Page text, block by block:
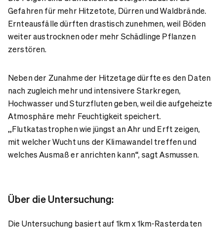
Gefahren für mehr Hitzetote, Dürren und Waldbrände.
Ernteausfälle dürften drastisch zunehmen, weil Böden
weiter austrocknen oder mehr Schädlinge Pflanzen
zerstören.
Neben der Zunahme der Hitzetage dürfte es den Daten
nach zugleich mehr und intensivere Starkregen,
Hochwasser und Sturzfluten geben, weil die aufgeheizte
Atmosphäre mehr Feuchtigkeit speichert.
„Flutkatastrophen wie jüngst an Ahr und Erft zeigen,
mit welcher Wucht uns der Klimawandel treffen und
welches Ausmaß er anrichten kann“, sagt Asmussen.
Über die Untersuchung:
Die Untersuchung basiert auf 1km x 1km-Rasterdaten